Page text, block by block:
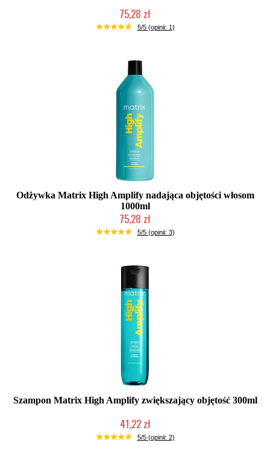
75,28 zł
Duża ilość (wysyłka w 24h)
5/5 (opinii: 1)
Odżywka Matrix High Amplify nadająca objętości włosom
1000ml
75,28 zł
Duża ilość (wysyłka w 24h)
5/5 (opinii: 3)
Szampon Matrix High Amplify zwiększający objętość 300ml
41,22 zł
Duża ilość (wysyłka w 24h)
5/5 (opinii: 2)